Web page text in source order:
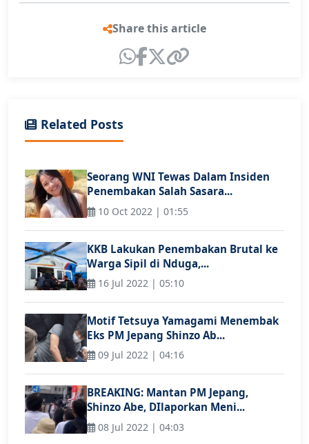
Share this article
Related Posts
Seorang WNI Tewas Dalam Insiden
Penembakan Salah Sasara...
10 Oct 2022 | 01:55
KKB Lakukan Penembakan Brutal ke
Warga Sipil di Nduga,...
16 Jul 2022 | 05:10
Motif Tetsuya Yamagami Menembak
Eks PM Jepang Shinzo Ab...
09 Jul 2022 | 04:16
BREAKING: Mantan PM Jepang,
Shinzo Abe, DIlaporkan Meni...
08 Jul 2022 | 04:03